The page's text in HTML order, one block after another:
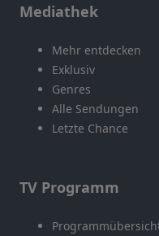
Mediathek
Mehr entdecken
Exklusiv
Genres
Alle Sendungen
Letzte Chance
TV Programm